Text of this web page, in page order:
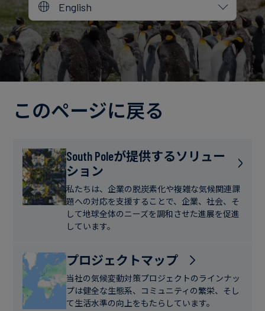
地
誠
実
へ
り
み
ル
ギ
ー・
電
ガ
ス
食
飲
料
ス
テ
ナ
ブ
イ
ベ
ン
ト
ブ
ロ
ー
ス
ス
デ
ィ
ニ
English
このページに戻る
South Poleが提供するソリュー
ション
私たちは、企業の脱炭素化や複雑な気候関連課
題への対応を支援することで、企業、社会、そ
して地球全体のニーズを調和させた進展を促進
しています。
プロジェクトマップ
当社の気候変動対策プロジェクトのラインナッ
プは健全な生態系、コミュニティの繁栄、そし
て生活水準の向上をもたらしています。